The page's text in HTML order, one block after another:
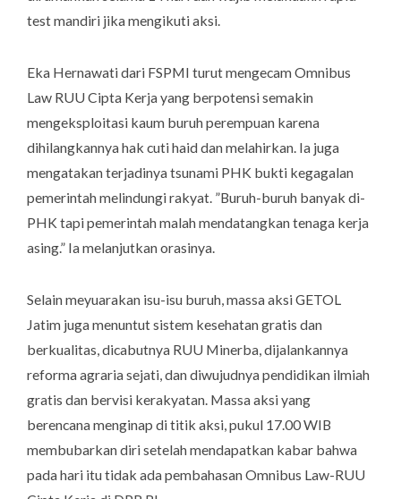
testmandiri jika mengikuti aksi.
Eka Hernawati dari FSPMI turut mengecam Omnibus
Law RUU Cipta Kerja yang berpotensi semakin
mengeksploitasi kaum buruh perempuan karena
dihilangkannya hak cuti haid dan melahirkan. Ia juga
mengatakan terjadinya tsunami PHK bukti kegagalan
pemerintah melindungi rakyat. ”Buruh-buruh banyak di-
PHK tapi pemerintah malah mendatangkan tenaga kerja
asing.” Ia melanjutkan orasinya.
Selain meyuarakan isu-isu buruh, massa aksi GETOL
Jatim juga menuntut sistem kesehatan gratis dan
berkualitas, dicabutnya RUU Minerba, dijalankannya
reforma agraria sejati, dan diwujudnya pendidikan ilmiah
gratis dan bervisi kerakyatan. Massa aksi yang
berencana menginap di titik aksi, pukul 17.00 WIB
membubarkan diri setelah mendapatkan kabar bahwa
pada hari itu tidak ada pembahasan Omnibus Law-RUU